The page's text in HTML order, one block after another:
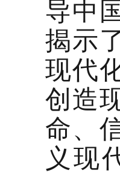
导中
揭示
现代
创造
命、
义现